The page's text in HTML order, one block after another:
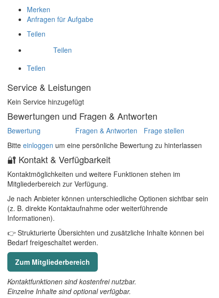
Merken
Anfragen für Aufgabe
Teilen
Teilen
Teilen
Service & Leistungen
Kein Service hinzugefügt
Bewertungen und Fragen & Antworten
Bewertung Fragen & Antworten
Frage stellen
Bitte einloggen um eine persönliche Bewertung zu hinterlassen
🔐 Kontakt & Verfügbarkeit
Kontaktmöglichkeiten und weitere Funktionen stehen im
Mitgliederbereich zur Verfügung.
Je nach Anbieter können unterschiedliche Optionen sichtbar sein
(z. B. direkte Kontaktaufnahme oder weiterführende
Informationen).
👉 Strukturierte Übersichten und zusätzliche Inhalte können bei
Bedarf freigeschaltet werden.
Zum Mitgliederbereich
Kontaktfunktionen sind kostenfrei nutzbar.
Einzelne Inhalte sind optional verfügbar.